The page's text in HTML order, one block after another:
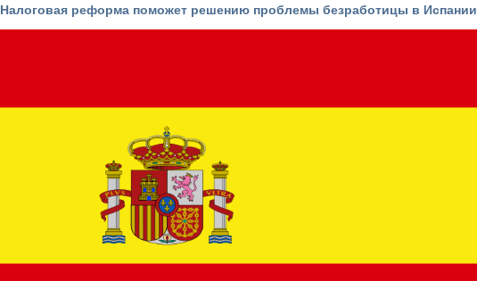
Налоговая реформа поможет решению проблемы безработицы в Испании